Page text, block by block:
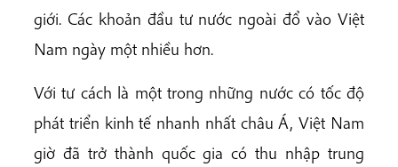
giới. Các khoản đầu tư nước ngoài đổ vào Việt
Nam ngày một nhiều hơn.
Với tư cách là một trong những nước có tốc độ
phát triển kinh tế nhanh nhất châu Á, Việt Nam
giờ đã trở thành quốc gia có thu nhập trung